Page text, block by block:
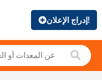
إدراج الإعلان!